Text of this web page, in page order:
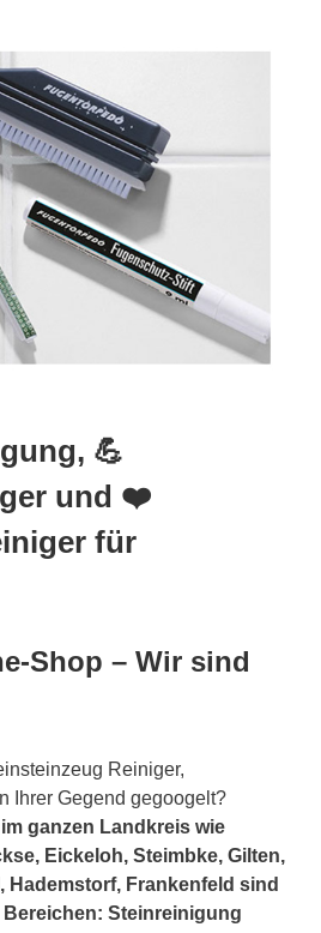
💪
und ❤️
für
Shop – Wir sind
Reiniger,
Ihrer Gegend gegoogelt?
ganzen Landkreis wie
Eickeloh, Steimbke, Gilten,
Hademstorf, Frankenfeld sind
Steinreinigung